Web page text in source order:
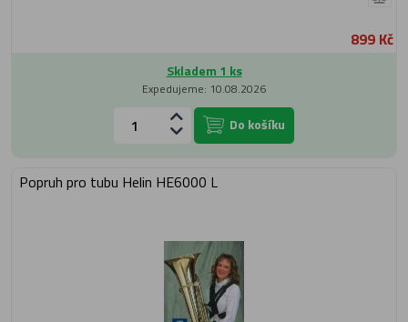
899 Kč
Skladem 1 ks
Expedujeme: 10.08.2026
Do košíku
Popruh pro tubu Helin HE6000 L